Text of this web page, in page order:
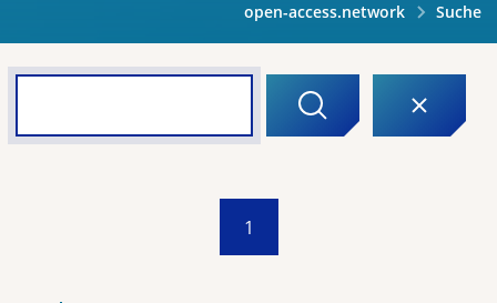
open-access.network Suche
1